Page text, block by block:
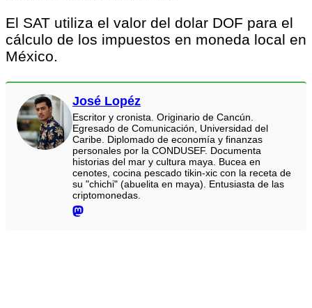
El SAT utiliza el valor del dolar DOF para el
cálculo de los impuestos en moneda local en
México.
José Lopéz
Escritor y cronista. Originario de Cancún.
Egresado de Comunicación, Universidad del
Caribe. Diplomado de economía y finanzas
personales por la CONDUSEF. Documenta
historias del mar y cultura maya. Bucea en
cenotes, cocina pescado tikin-xic con la receta de
su "chichi" (abuelita en maya). Entusiasta de las
criptomonedas.